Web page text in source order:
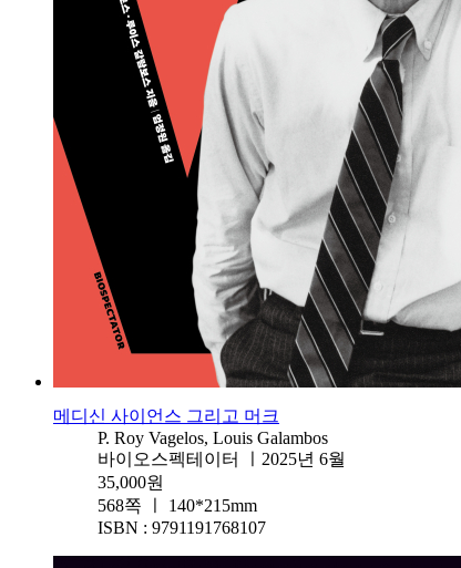
메디신 사이언스 그리고 머크
P. Roy Vagelos, Louis Galambos
바이오스펙테이터 ㅣ2025년 6월
35,000원
568쪽 ㅣ 140*215mm
ISBN : 9791191768107